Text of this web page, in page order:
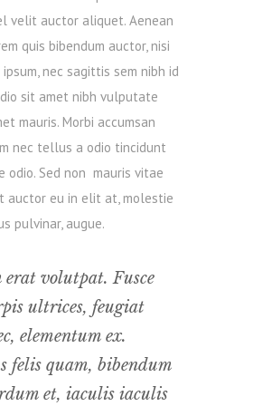
velit auctor aliquet. Aenean
quis bibendum auctor, nisi
nec sagittis sem nibh id
sit amet nibh vulputate
mauris. Morbi accumsan
nec tellus a odio tincidunt
odio. Sed non mauris vitae
auctor eu in elit at, molestie
pulvinar, augue.
volutpat. Fusce
ultrices, feugiat
elementum ex.
felis quam, bibendum
et, iaculis iaculis